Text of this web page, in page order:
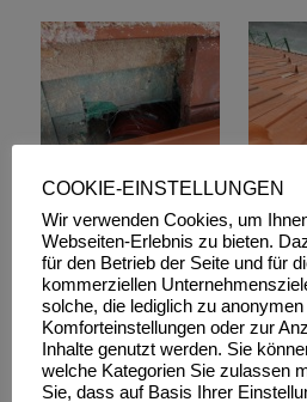
Analog dazu die Situation bei
Rohrdurchdringungen, das
aufgeschnitten und nicht
Lüftungsstrang angebunden.
nicht geöffnet, es ist aber
COOKIE-EINSTELLUNGEN
Wir verwenden Cookies, um
Webseiten-Erlebnis zu bieten.
für den Betrieb der Seite und für
kommerziellen
solche, die lediglich zu
Komforteinstellungen oder zur
Inhalte genutzt werden. Sie
welche Kategorien Sie zulassen
Sie, dass auf Basis Ihrer